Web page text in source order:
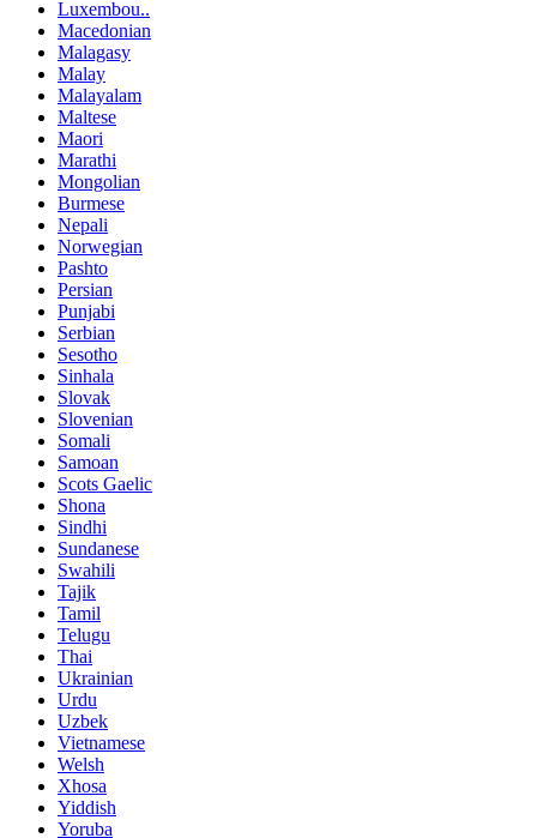
Luxembou..
Macedonian
Malagasy
Malay
Malayalam
Maltese
Maori
Marathi
Mongolian
Burmese
Nepali
Norwegian
Pashto
Persian
Punjabi
Serbian
Sesotho
Sinhala
Slovak
Slovenian
Somali
Samoan
Scots Gaelic
Shona
Sindhi
Sundanese
Swahili
Tajik
Tamil
Telugu
Thai
Ukrainian
Urdu
Uzbek
Vietnamese
Welsh
Xhosa
Yiddish
Yoruba